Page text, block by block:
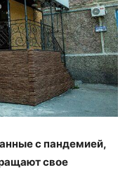
с пандемией,
свое